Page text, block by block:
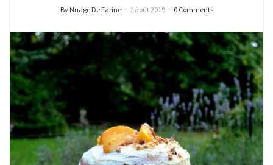
By Nuage De Farine – 1 août 2019 – 0 Comments